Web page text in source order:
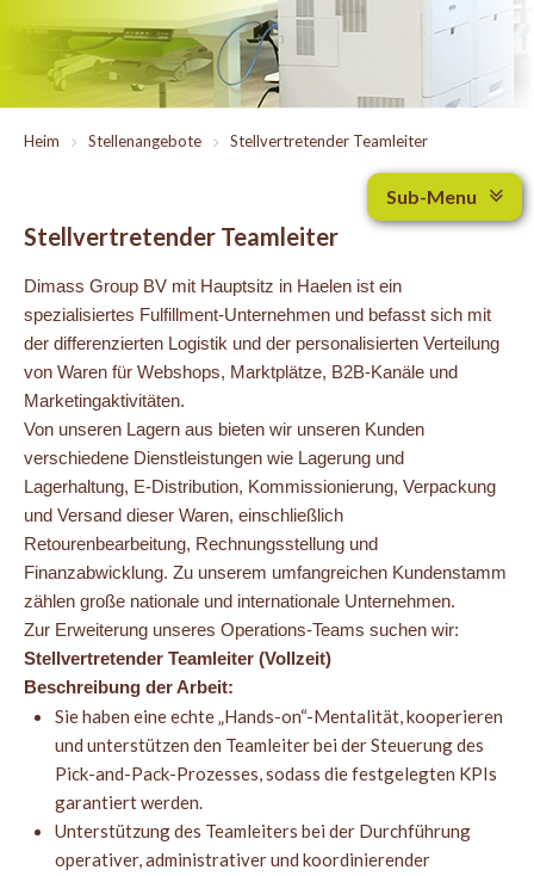
Heim > Stellenangebote > Stellvertretender Teamleiter
Sub-Menu
Stellvertretender Teamleiter
Dimass Group BV mit Hauptsitz in Haelen ist ein
spezialisiertes Fulfillment-Unternehmen und befasst sich mit
der differenzierten Logistik und der personalisierten Verteilung
von Waren für Webshops, Marktplätze, B2B-Kanäle und
Marketingaktivitäten.
Von unseren Lagern aus bieten wir unseren Kunden
verschiedene Dienstleistungen wie Lagerung und
Lagerhaltung, E-Distribution, Kommissionierung, Verpackung
und Versand dieser Waren, einschließlich
Retourenbearbeitung, Rechnungsstellung und
Finanzabwicklung. Zu unserem umfangreichen Kundenstamm
zählen große nationale und internationale Unternehmen.
Zur Erweiterung unseres Operations-Teams suchen wir:
Stellvertretender Teamleiter (Vollzeit)
Beschreibung der Arbeit:
Sie haben eine echte „Hands-on“-Mentalität, kooperieren
und unterstützen den Teamleiter bei der Steuerung des
Pick-and-Pack-Prozesses, sodass die festgelegten KPIs
garantiert werden.
Unterstützung des Teamleiters bei der Durchführung
operativer, administrativer und koordinierender